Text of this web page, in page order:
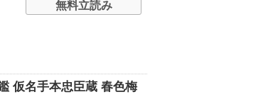
無料立読み
仮名手本忠臣蔵 春色梅